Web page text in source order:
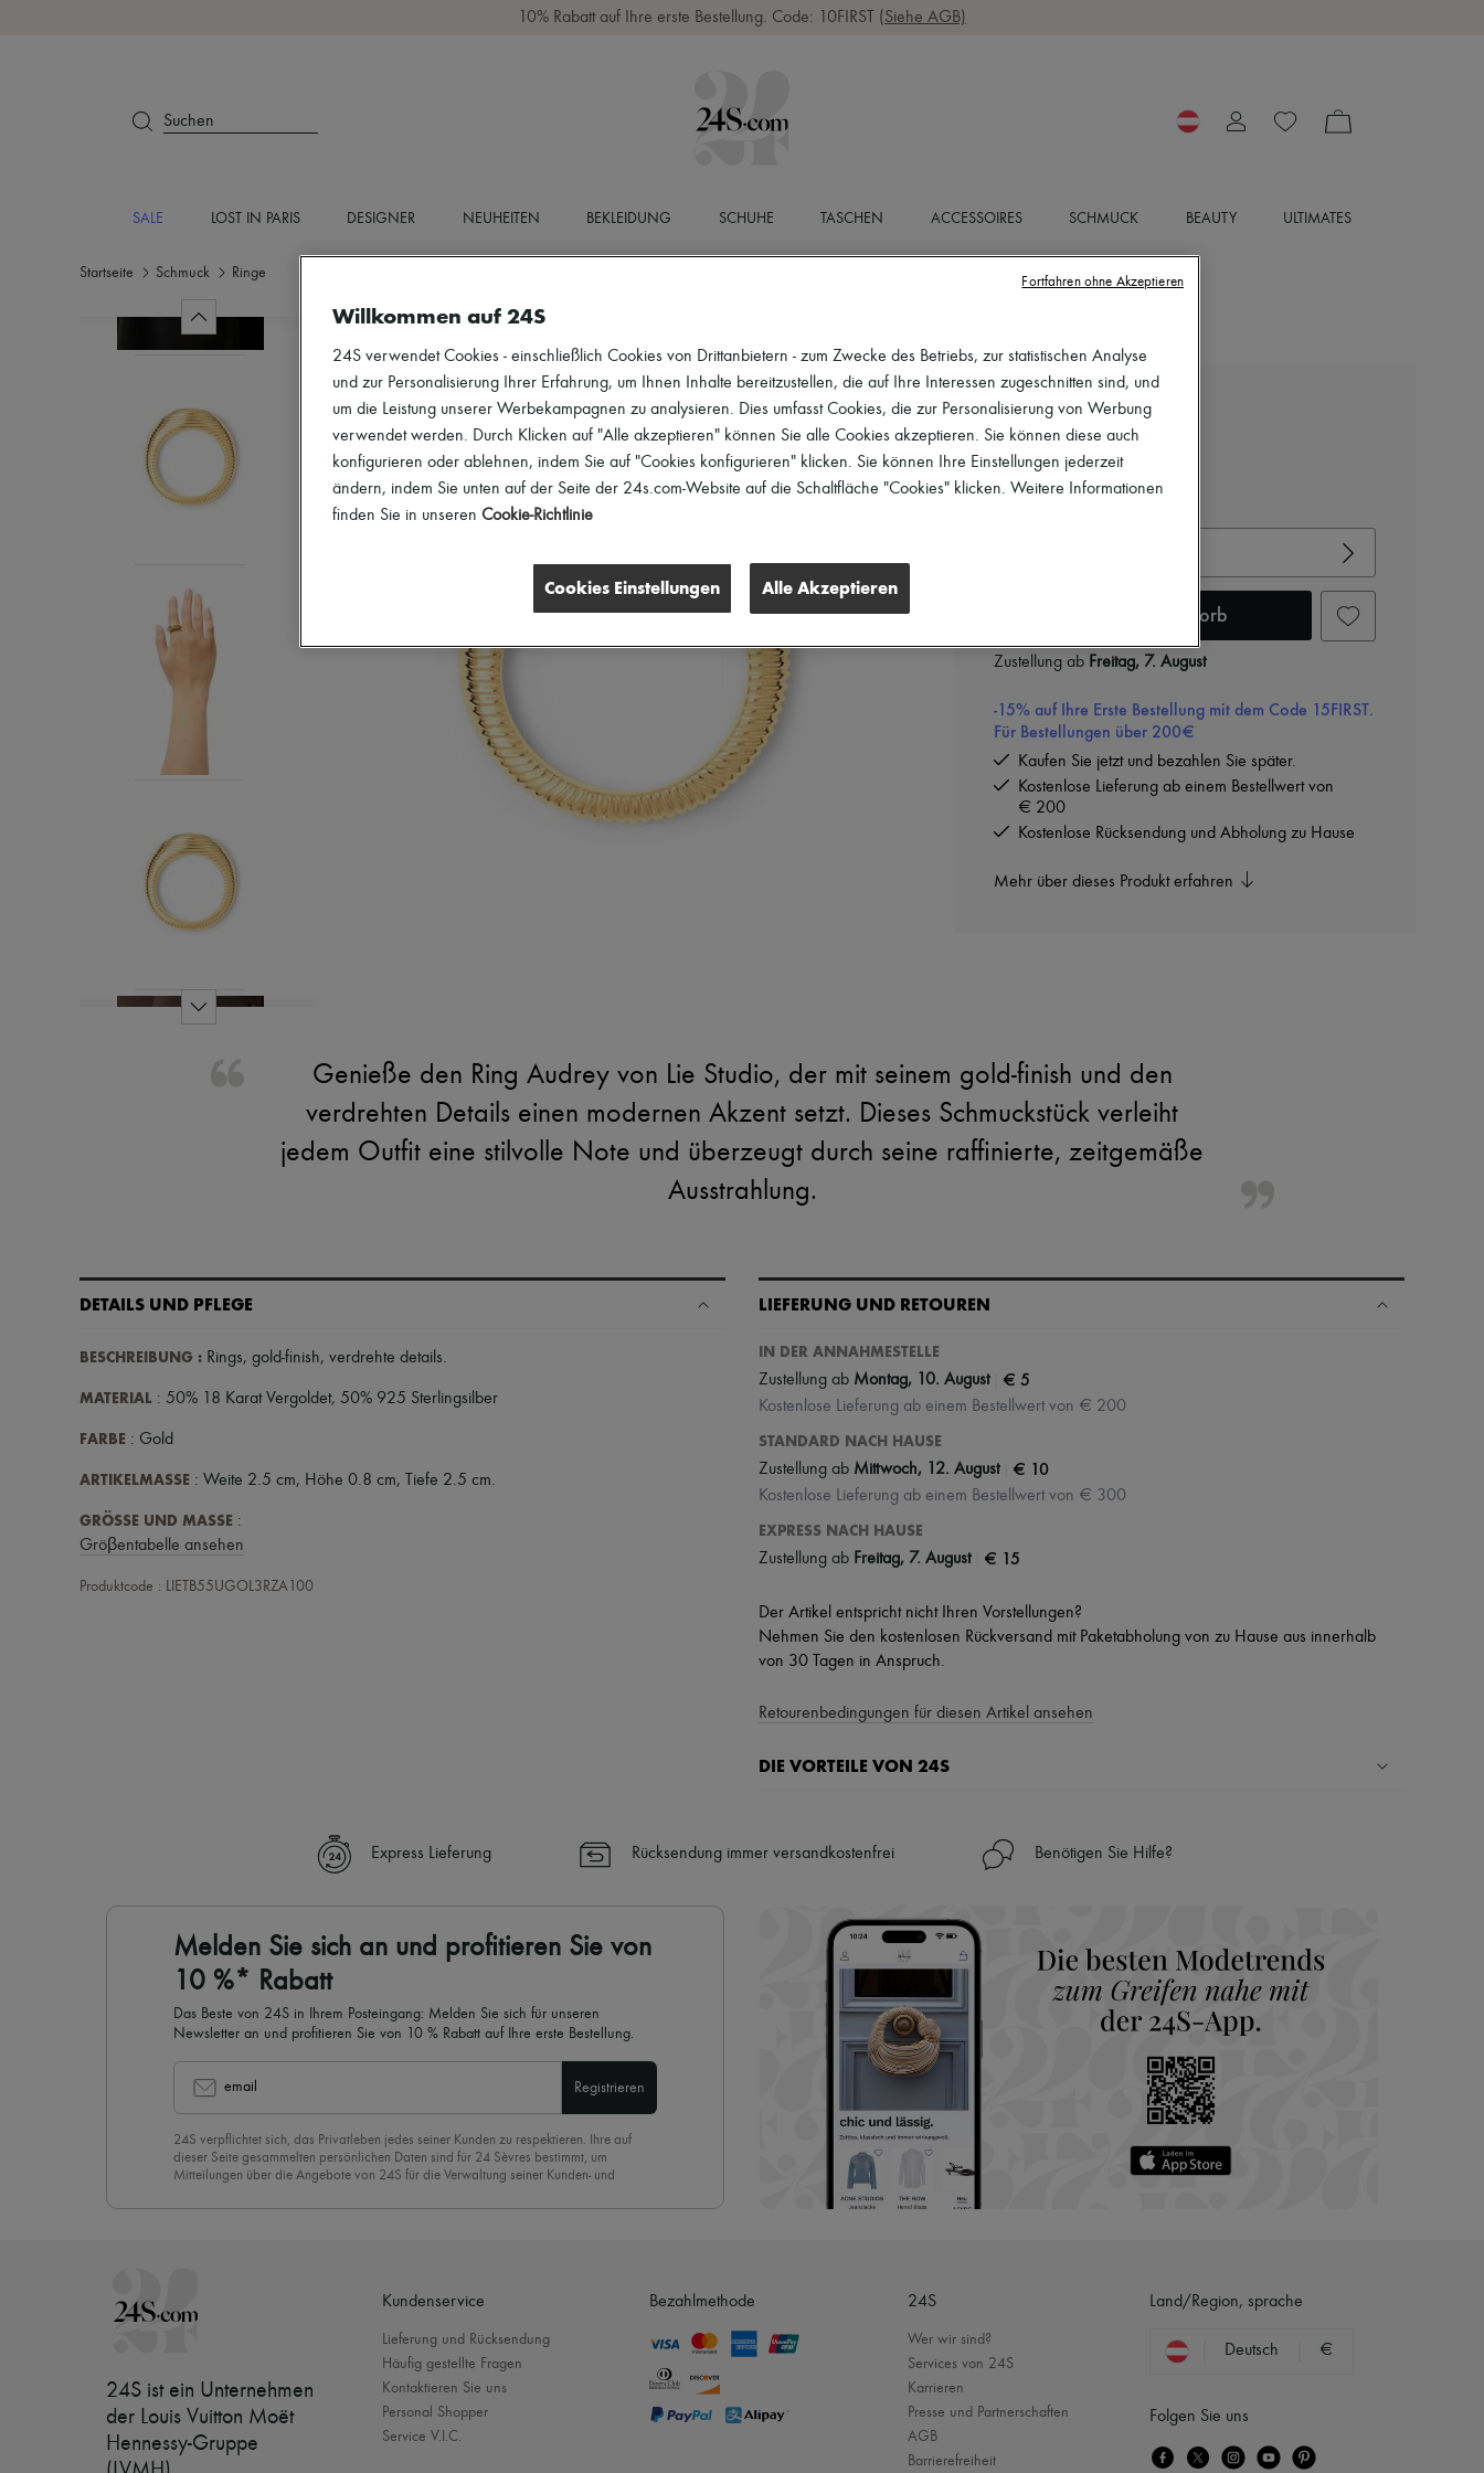
10% Rabatt auf Ihre erste Bestellung. Code: 10FIRST (Siehe AGB)
Suchen
SALE LOST IN PARIS DESIGNER NEUHEITEN BEKLEIDUNG SCHUHE TASCHEN ACCESSOIRES SCHMUCK BEAUTY ULTIMATES
Startseite Schmuck Ringe
LIE STUDIO
Ring Audrey
€ 190
In den Warenkorb
Zustellung ab Freitag, 7. August
-15% auf Ihre Erste Bestellung mit dem Code 15FIRST.
Für Bestellungen über 200€
Kaufen Sie jetzt und bezahlen Sie später.
Kostenlose Lieferung ab einem Bestellwert von
€ 200
Kostenlose Rücksendung und Abholung zu Hause
Mehr über dieses Produkt erfahren
Genieße den Ring Audrey von Lie Studio, der mit seinem gold-finish und den
verdrehten Details einen modernen Akzent setzt. Dieses Schmuckstück verleiht
jedem Outfit eine stilvolle Note und überzeugt durch seine raffinierte, zeitgemäße
Ausstrahlung.
DETAILS UND PFLEGE
BESCHREIBUNG : Rings, gold-finish, verdrehte details.
MATERIAL : 50% 18 Karat Vergoldet, 50% 925 Sterlingsilber
FARBE : Gold
ARTIKELMASSE : Weite 2.5 cm, Höhe 0.8 cm, Tiefe 2.5 cm.
GRÖSSE UND MASSE :
Gröβentabelle ansehen
Produktcode : LIETB55UGOL3RZA100
LIEFERUNG UND RETOUREN
IN DER ANNAHMESTELLE
Zustellung ab Montag, 10. August € 5
Kostenlose Lieferung ab einem Bestellwert von € 200
STANDARD NACH HAUSE
Zustellung ab Mittwoch, 12. August € 10
Kostenlose Lieferung ab einem Bestellwert von € 300
EXPRESS NACH HAUSE
Zustellung ab Freitag, 7. August € 15
Der Artikel entspricht nicht Ihren Vorstellungen?
Nehmen Sie den kostenlosen Rückversand mit Paketabholung von zu Hause aus innerhalb
von 30 Tagen in Anspruch.
Retourenbedingungen für diesen Artikel ansehen
DIE VORTEILE VON 24S
✓ Expresslieferung in über 100 Ländern
Mehr erfahren über 24S, ein Haus aus der LVMH-Gruppe
Express Lieferung Rücksendung immer versandkostenfrei Benötigen Sie Hilfe?
Melden Sie sich an und profitieren Sie von
10 %* Rabatt
Das Beste von 24S in Ihrem Posteingang: Melden Sie sich für unseren
Newsletter an und profitieren Sie von 10 % Rabatt auf Ihre erste Bestellung.
email Registrieren
24S verpflichtet sich, das Privatleben jedes seiner Kunden zu respektieren. Ihre auf
dieser Seite gesammelten persönlichen Daten sind für 24 Sèvres bestimmt, um
Mitteilungen über die Angebote von 24S für die Verwaltung seiner Kunden- und
stimmen Sie unsererDatenschutzrichtlinievorbehaltlos zu. Um den Newsletter
24S ist ein Unternehmen
der Louis Vuitton Moët
Hennessy-Gruppe
Kundenservice
Lieferung und Rücksendung
Häufig gestellte Fragen
Kontaktieren Sie uns
Personal Shopper
Service V.I.C.
Bezahlmethode 24S
Wer wir sind?
Services von 24S
Karrieren
Presse und Partnerschaften
AGB
Barrierefreiheit
Land/Region, sprache
Deutsch €
Folgen Sie uns
Willkommen auf 24S
24S verwendet Cookies - einschließlich Cookies von Drittanbietern - zum Zwecke des Betriebs, zur statistischen Analyse
und zur Personalisierung Ihrer Erfahrung, um Ihnen Inhalte bereitzustellen, die auf Ihre Interessen zugeschnitten sind, und
um die Leistung unserer Werbekampagnen zu analysieren. Dies umfasst Cookies, die zur Personalisierung von Werbung
verwendet werden. Durch Klicken auf "Alle akzeptieren" können Sie alle Cookies akzeptieren. Sie können diese auch
konfigurieren oder ablehnen, indem Sie auf "Cookies konfigurieren" klicken. Sie können Ihre Einstellungen jederzeit
ändern, indem Sie unten auf der Seite der 24s.com-Website auf die Schaltfläche "Cookies" klicken. Weitere Informationen
finden Sie in unseren Cookie-Richtlinie
Cookies Einstellungen Alle Akzeptieren
Fortfahren ohne Akzeptieren